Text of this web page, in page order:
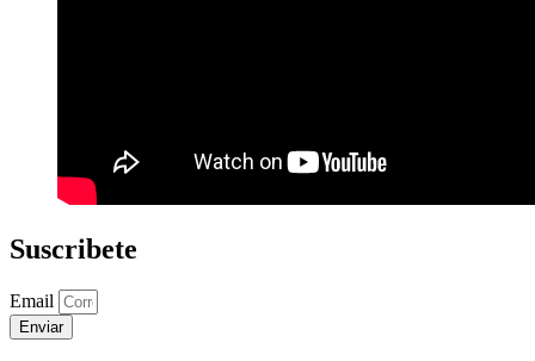
Suscribete
Email
Enviar